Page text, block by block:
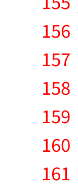
156
157
158
159
160
161